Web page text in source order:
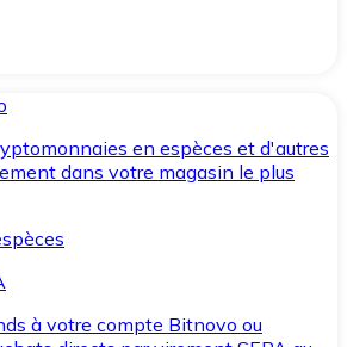
en espèces et d'autres
dans votre magasin le plus
à votre compte Bitnovo ou